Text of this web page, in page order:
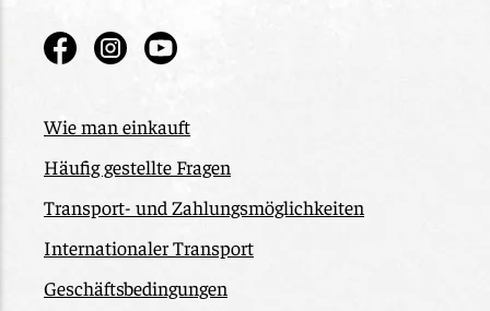
Wie man einkauft
Häufig gestellte Fragen
Transport- und Zahlungsmöglichkeiten
Internationaler Transport
Geschäftsbedingungen